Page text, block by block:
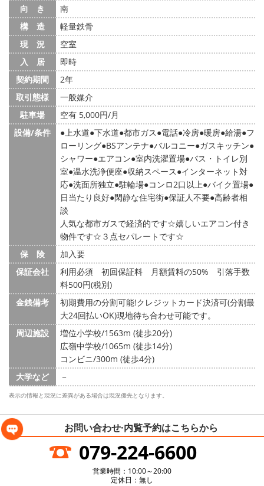
向 き
南
構 造
軽量鉄骨
現 況
空室
入 居
即時
契約期間
2年
取引態様
一般媒介
駐車場
空有 5,000円/月
設備/条件
上水道 下水道 都市ガス 電話 冷房 暖房 給湯 フ
ローリング BSアンテナ バルコニー ガスキッチン
シャワー エアコン 室内洗濯置場 バス・トイレ別
室 温水洗浄便座 収納スペース インターネット対
応 洗面所独立 駐輪場 コンロ2口以上 バイク置場
日当たり良好 閑静な住宅街 保証人不要 高齢者相
談
人気な都市ガスで経済的です☆嬉しいエアコン付き
物件です☆３点セパレートです☆
保 険
加入要
保証会社
利用必須 初回保証料 月額賃料の50% 引落手数
料500円(税別)
金銭備考
初期費用の分割可能!クレジットカード決済可(分割最
大24回払いOK)現地待ち合わせ可能です。
周辺施設
増位小学校/1563m (徒歩20分)
広嶺中学校/1065m (徒歩14分)
コンビニ/300m (徒歩4分)
大学など
－
表示の情報と現況に差異がある場合は現況優先となります。
お問い合わせ·内覧予約はこちらから
079-224-6600
営業時間：10:00～20:00
定休日：無し